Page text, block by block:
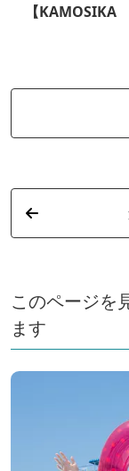
【KAMOSIKA
このページを
ます